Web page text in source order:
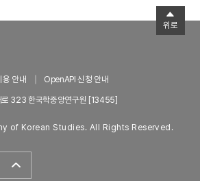
용 안내
OpenAPI 신청 안내
로 323 한국학중앙연구원 [13455]
of Korean Studies. All Rights Reserved.
위로